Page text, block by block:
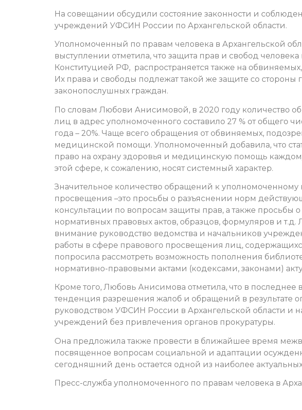
На совещании обсудили состояние законности и
учреждений УФСИН России по Архангельской области.
Уполномоченный по правам человека в Архангельской
выступлении отметила, что защита прав и свобод
Конституцией РФ, распространяется также на
Их права и свободы подлежат такой же защите со стороны
законопослушных граждан.
По словам Любови Анисимовой, в 2020 году количество
лиц в адрес уполномоченного составило 27 % от общего
года – 20%. Чаще всего обращения от обвиняемых,
медицинской помощи. Уполномоченный добавила, что
право на охрану здоровья и медицинскую помощь
этой сфере, к сожалению, носят системный характер.
Значительное количество обращений к уполномоченному
просвещения –это просьбы о разъяснении норм
консультации по вопросам защиты прав, а также просьбы
нормативных правовых актов, образцов, формуляров и
внимание руководство ведомства и начальников
работы в сфере правового просвещения лиц,
попросила рассмотреть возможность пополнения
нормативно-правовыми актами (кодексами, законами)
Кроме того, Любовь Анисимова отметила, что в последнее
тенденция разрешения жалоб и обращений в результате
руководством УФСИН России в Архангельской области и
учреждений без привлечения органов прокуратуры.
Она предложила также провести в ближайшее время
посвященное вопросам социальной и адаптации
сегодняшний день остается одной из наиболее
Пресс-служба уполномоченного по правам человека в